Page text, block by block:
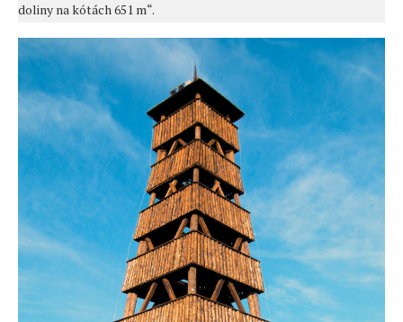
doliny na kótách 651 m“.